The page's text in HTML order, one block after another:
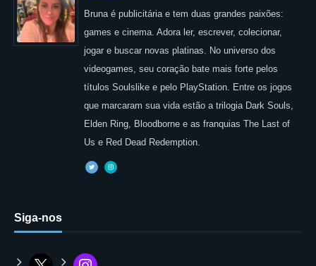
Bruna é publicitária e tem duas grandes paixões:
games e cinema. Adora ler, escrever, colecionar,
jogar e buscar novas platinas. No universo dos
videogames, seu coração bate mais forte pelos
títulos Soulslike e pelo PlayStation. Entre os jogos
que marcaram sua vida estão a trilogia Dark Souls,
Elden Ring, Bloodborne e as franquias The Last of
Us e Red Dead Redemption.
Siga-nos